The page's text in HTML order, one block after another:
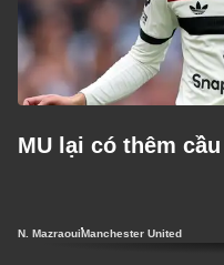
MU lại có thêm
N. MazraouiManchester United